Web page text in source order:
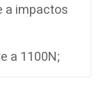
a impactos
a 1100N;